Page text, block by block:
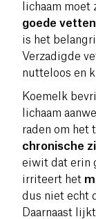
lichaam moet
goede vetten
is het
Verzadigde
nutteloos en
Koemelk
lichaam
raden om het
chronische
eiwit dat erin
irriteert het
dus niet echt
Daarnaast